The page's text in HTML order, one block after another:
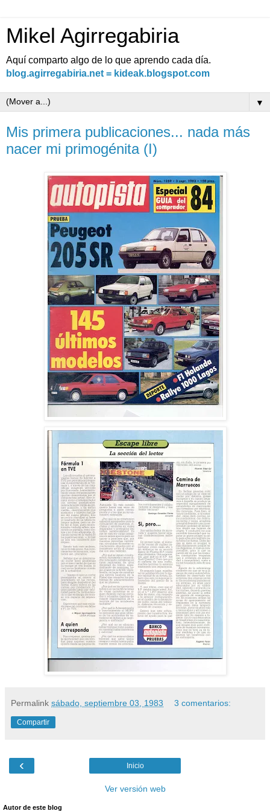
Mikel Agirregabiria
Aquí comparto algo de lo que aprendo cada día.
blog.agirregabiria.net = kideak.blogspot.com
▼
Mis primera publicaciones... nada más
nacer mi primogénita (I)
Permalink sábado, septiembre 03, 1983 3 comentarios:
Compartir
‹ Inicio
Ver versión web
Autor de este blog